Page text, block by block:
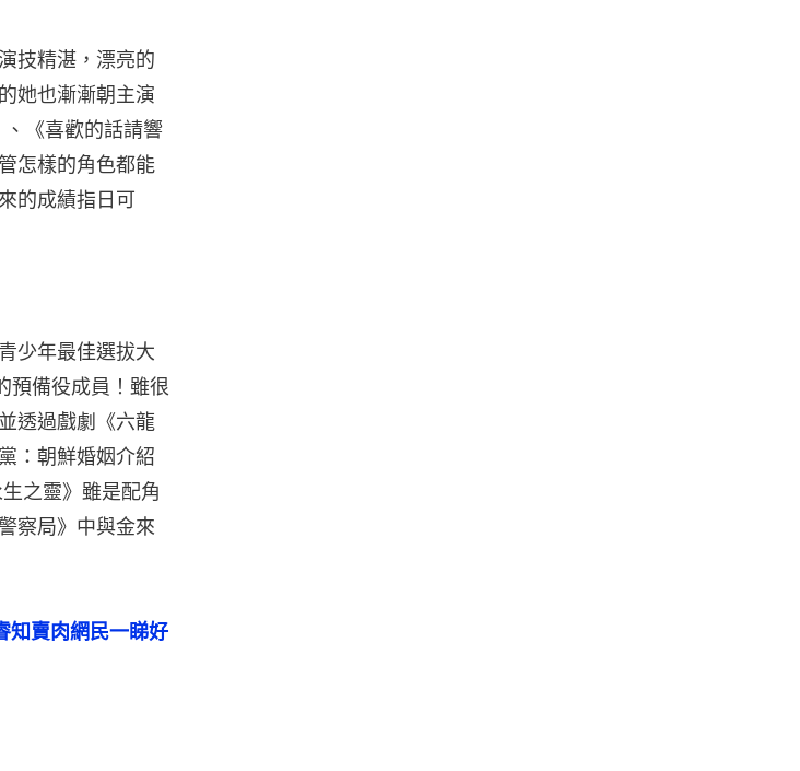
技精湛，漂亮的
她也漸漸朝主演
《喜歡的話請響
怎樣的角色都能
的成績指日可
少年最佳選拔大
預備役成員！雖很
透過戲劇《六龍
：朝鮮婚姻介紹
之靈》雖是配角
察局》中與金來
知賣肉網民一睇好